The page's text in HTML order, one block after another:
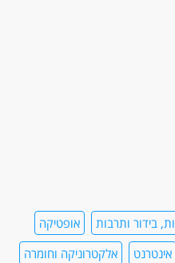
בידור ותרבות
אופטיקה
אינטרנט
אלקטרוניקה וחומרה